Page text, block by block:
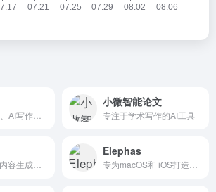
小微智能论文
专注于学术写作的AI工具
Elephas